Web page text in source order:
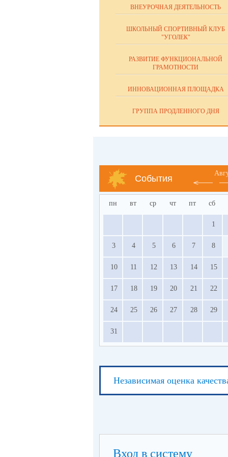
ВНЕУРОЧНАЯ ДЕЯТЕЛЬНОСТЬ
ШКОЛЬНЫЙ СПОРТИВНЫЙ КЛУБ
"УГОЛЕК"
РАЗВИТИЕ ФУНКЦИОНАЛЬНОЙ
ГРАМОТНОСТИ
ИННОВАЦИОННАЯ ПЛОЩАДКА
ГРУППА ПРОДЛЕННОГО ДНЯ
События
пн вт ср чт пт сб
1
3 4 5 6 7 8
10 11 12 13 14 15
17 18 19 20 21 22
24 25 26 27 28 29
31
Независимая оценка
Вход в систему